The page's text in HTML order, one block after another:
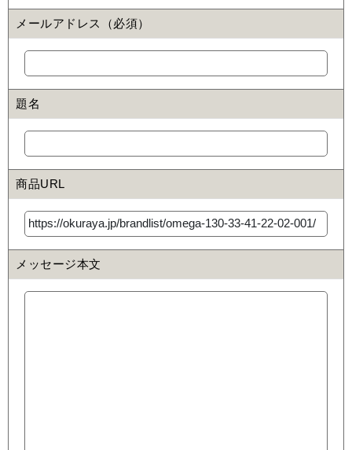
メールアドレス（必須）
題名
商品URL
メッセージ本文